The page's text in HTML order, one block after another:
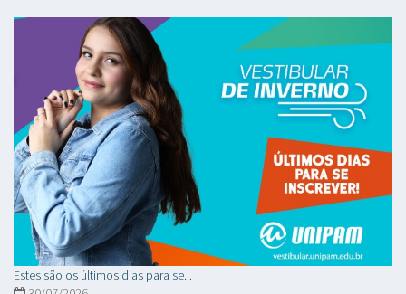
Estes são os últimos dias para se...